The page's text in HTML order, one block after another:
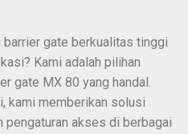
barrier gate berkualitas tinggi
Kami adalah pilihan
gate MX 80 yang handal.
kami memberikan solusi
pengaturan akses di berbagai